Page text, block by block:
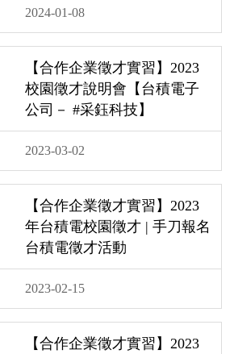
2024-01-08
【合作企業徵才實習】2023
校園徵才說明會【台積電子
公司－ #采鈺科技】
2023-03-02
【合作企業徵才實習】2023
年台積電校園徵才 | 手刀報名
台積電徵才活動
2023-02-15
【合作企業徵才實習】2023